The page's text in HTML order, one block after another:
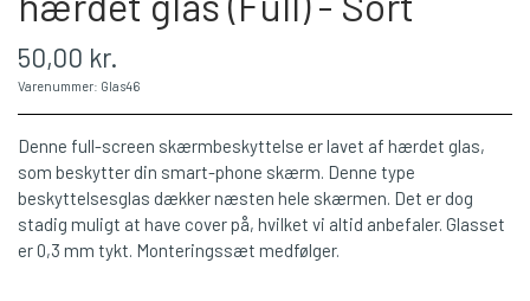
50,00 kr.
Varenummer: Glas46
Denne full-screen skærmbeskyttelse er lavet af hærdet glas,
som beskytter din smart-phone skærm. Denne type
beskyttelsesglas dækker næsten hele skærmen. Det er dog
stadig muligt at have cover på, hvilket vi altid anbefaler. Glasset
er 0,3 mm tykt. Monteringssæt medfølger.